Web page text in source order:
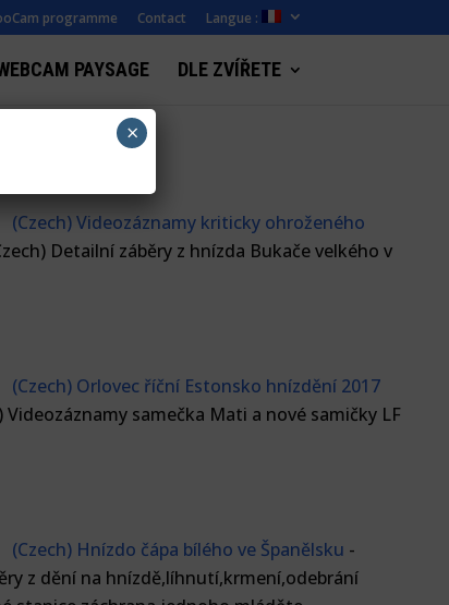
programme Contact Langue :
PAYSAGE DLE ZVÍŘETE
(Czech) Videozáznamy kriticky ohroženého
Detailní záběry z hnízda Bukače velkého v
(Czech) Orlovec říční Estonsko hnízdění 2017
Videozáznamy samečka Mati a nové samičky LF
(Czech) Hnízdo čápa bílého ve Španělsku -
z dění na hnízdě,líhnutí,krmení,odebrání
×